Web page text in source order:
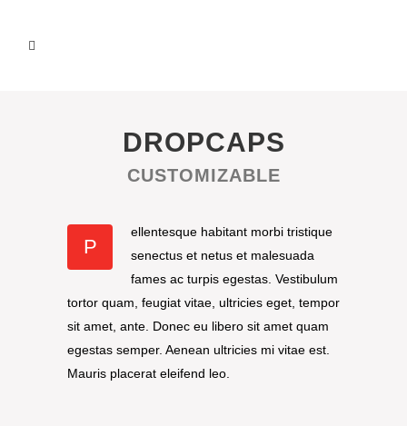
DROPCAPS
CUSTOMIZABLE
P
ellentesque habitant morbi tristique
senectus et netus et malesuada
fames ac turpis egestas. Vestibulum
tortor quam, feugiat vitae, ultricies eget, tempor
sit amet, ante. Donec eu libero sit amet quam
egestas semper. Aenean ultricies mi vitae est.
Mauris placerat eleifend leo.